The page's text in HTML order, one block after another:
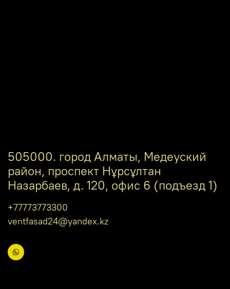
505000. город Алматы, Медеуский
район, проспект Нұрсұлтан
Назарбаев, д. 120, офис 6 (подъезд 1)
+77773773300
ventfasad24@yandex.kz